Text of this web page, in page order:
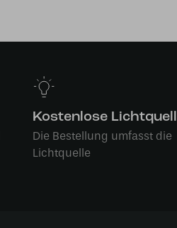
Kostenlose
Die Bestellung umfasst die
Lichtquelle